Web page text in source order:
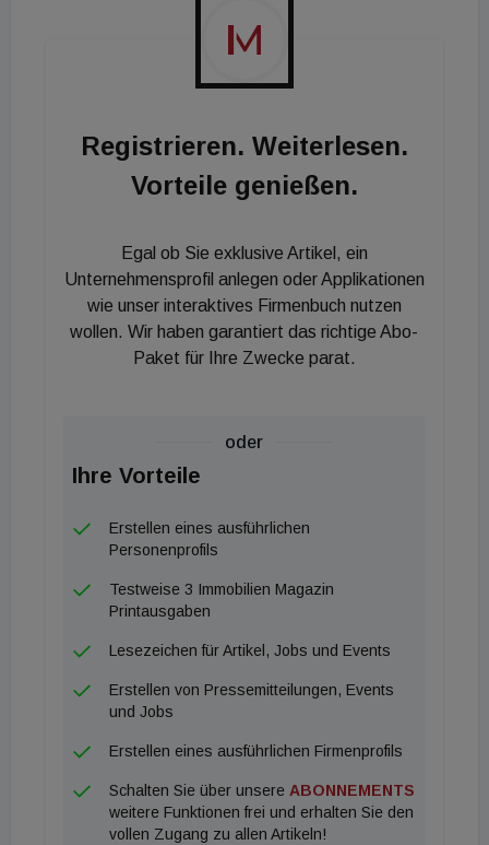
Produktion durch Rekonfiguration und modulare
Ausbauten an eine wechselnde Produktpipeline
Die Ispe-Jury würdigte insbesondere die
Kombination aus skalierbarem modularem
Architektur für autonome Fertigung, Logistik und
digitale Ausführung. SOLIDA-1 wurde als Gewinner
in den Kategorien Pharma 4.0 sowie Operations
und Operational Excellence genannt. Im
Concord, North Carolina, Johnson & Johnson in
Belgien sowie der Moderna Marlborough Campus in
Auf PorR-Seite waren unter anderem die Bereiche
Industriebau sowie die Tochter Ppe, vormals
Pharmaplan, an der Gesamtplanung beteiligt. Für
den Hvac-, Elektro- und Msr-Umfang wird PorR
2024 erhielt das Projekt den Bayer Engineering
erhöhte.
Registrieren. Weiterlesen.
Vorteile genießen.
Egal ob Sie exklusive Artikel, ein
Unternehmensprofil anlegen oder Applikationen
wie unser interaktives Firmenbuch nutzen
wollen. Wir haben garantiert das richtige Abo-
Paket für Ihre Zwecke parat.
oder
Ihre Vorteile
Erstellen eines ausführlichen
Personenprofils
Testweise 3 Immobilien Magazin
Printausgaben
Lesezeichen für Artikel, Jobs und Events
Erstellen von Pressemitteilungen, Events
und Jobs
Erstellen eines ausführlichen Firmenprofils
Schalten Sie über unsere ABONNEMENTS
weitere Funktionen frei und erhalten Sie den
vollen Zugang zu allen Artikeln!